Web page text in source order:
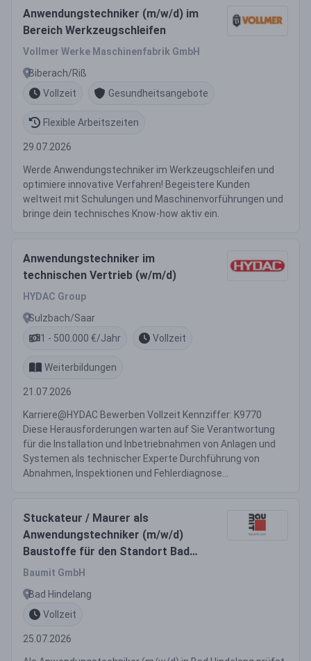
Anwendungstechniker (m/w/d) im
Bereich Werkzeugschleifen
Vollmer Werke Maschinenfabrik GmbH
Biberach/Riß
Vollzeit
Gesundheitsangebote
Flexible Arbeitszeiten
29.07.2026
Werde Anwendungstechniker im Werkzeugschleifen und
optimiere innovative Verfahren! Begeistere Kunden
weltweit mit Schulungen und Maschinenvorführungen und
bringe dein technisches Know-how aktiv ein.
Anwendungstechniker im
technischen Vertrieb (w/m/d)
HYDAC Group
Sulzbach/Saar
1 - 500.000 €/Jahr
Vollzeit
Weiterbildungen
21.07.2026
Karriere@HYDAC Bewerben Vollzeit Kennziffer: K9770
Diese Herausforderungen warten auf Sie Verantwortung
für die Installation und Inbetriebnahmen von Anlagen und
Systemen als technischer Experte Durchführung von
Abnahmen, Inspektionen und Fehlerdiagnose...
Stuckateur / Maurer als
Anwendungstechniker (m/w/d)
Baustoffe für den Standort Bad
Hindelang
Baumit GmbH
Bad Hindelang
Vollzeit
25.07.2026